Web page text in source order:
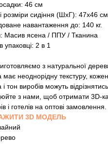
46 см
розміри сидіння (ШхГ): 47х46 см
навантаження до: 140 кг.
Масив ясена / ППУ / Тканина
в упаковці: 2 в 1
з натуральної
неоднорідну текстуру,
і тон виробів можуть
з нами, щоб отримати 3D-
і готелів на оптові замовлення.
3D МОДЕЛЬ